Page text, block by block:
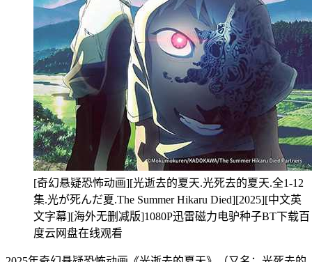
[奇幻悬疑恐怖动画][光逝去的夏天.光死去的夏天.全1-12
集.光が死んだ夏.The Summer Hikaru Died][2025][中文英
文字幕][海外无删减版]1080P迅雷磁力电驴种子BT下载百
度云网盘在线观看